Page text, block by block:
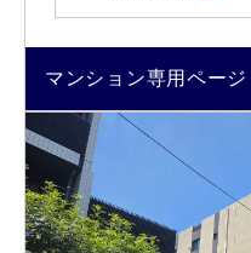
マンション専用ページ